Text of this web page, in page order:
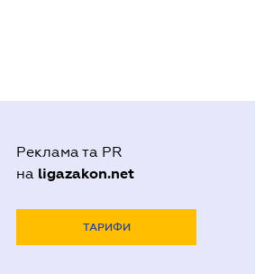
Реклама та PR
на ligazakon.net
ТАРИФИ